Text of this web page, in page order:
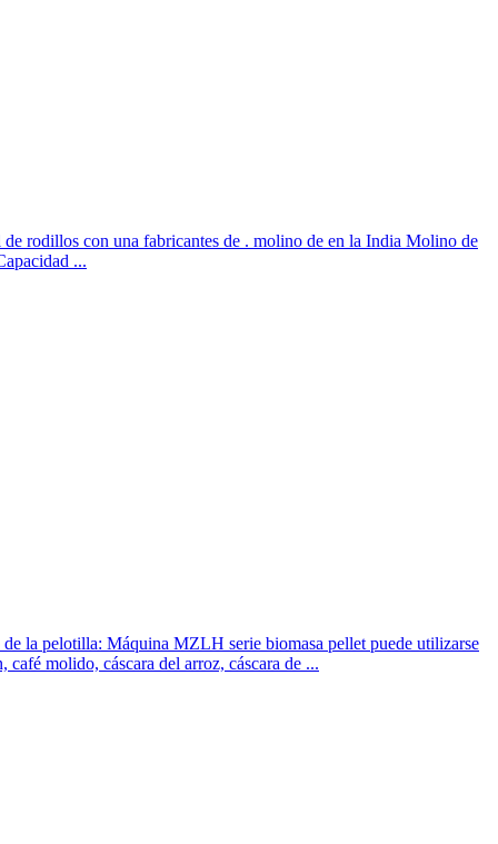
rodillos con una fabricantes de . molino de en la India Molino de
...
la pelotilla: Máquina MZLH serie biomasa pellet puede utilizarse
café molido, cáscara del arroz, cáscara de ...